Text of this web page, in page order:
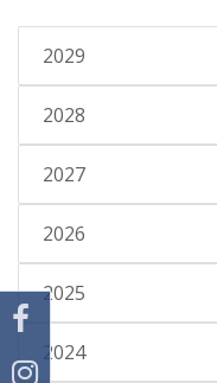
2029
2028
2027
2026
2025
2024